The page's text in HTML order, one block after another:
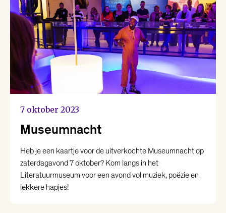
7 oktober 2023
Museumnacht
Heb je een kaartje voor de uitverkochte Museumnacht op
zaterdagavond 7 oktober? Kom langs in het
Literatuurmuseum voor een avond vol muziek, poëzie en
lekkere hapjes!